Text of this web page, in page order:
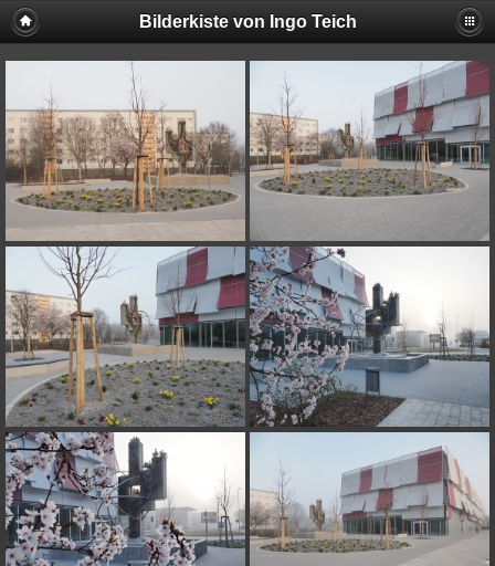
Bilderkiste von Ingo Teich